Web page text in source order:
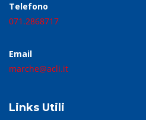
Telefono
071.2868717
Email
marche@acli.it
Links Utili